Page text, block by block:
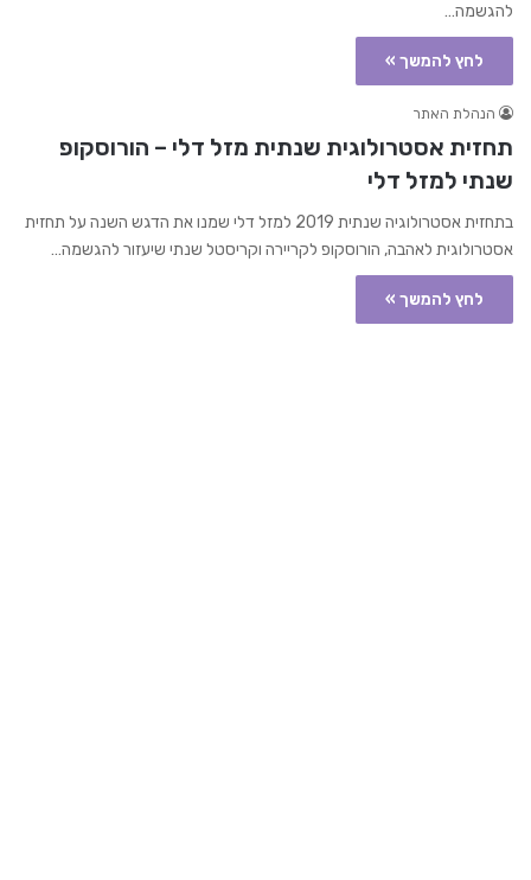
להגשמה…
לחץ להמשך »
הנהלת האתר
תחזית אסטרולוגית שנתית מזל דלי – הורוסקופ
שנתי למזל דלי
בתחזית אסטרולוגיה שנתית 2019 למזל דלי שמנו את הדגש השנה על תחזית
אסטרולוגית לאהבה, הורוסקופ לקריירה וקריסטל שנתי שיעזור להגשמה…
לחץ להמשך »